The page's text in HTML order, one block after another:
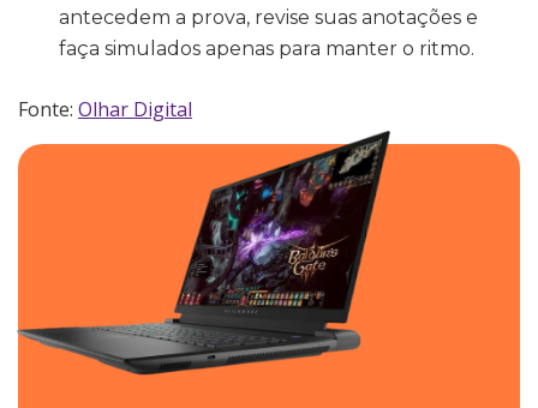
antecedem a prova, revise suas anotações e
faça simulados apenas para manter o ritmo.
Fonte: Olhar Digital